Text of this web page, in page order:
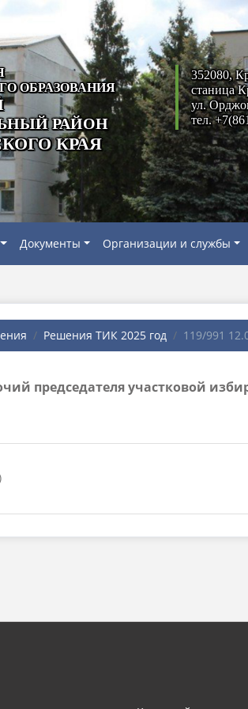
ОБРАЗОВАНИЯ
РАЙОН
КРАЯ
352080,
станица
ул.
тел.
Документы Организации и службы
Решения ТИК 2025 год 119/991
председателя участковой